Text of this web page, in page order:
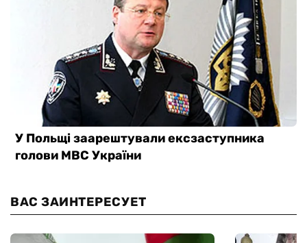
ВАС ЗАИНТЕРЕСУЕТ